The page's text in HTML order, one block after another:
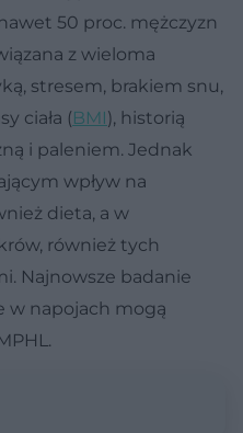
50 proc. mężczyzn
z wieloma
stresem, brakiem snu,
ciała (BMI), historią
i paleniem. Jednak
wpływ na
dieta, a w
również tych
Najnowsze badanie
w napojach mogą